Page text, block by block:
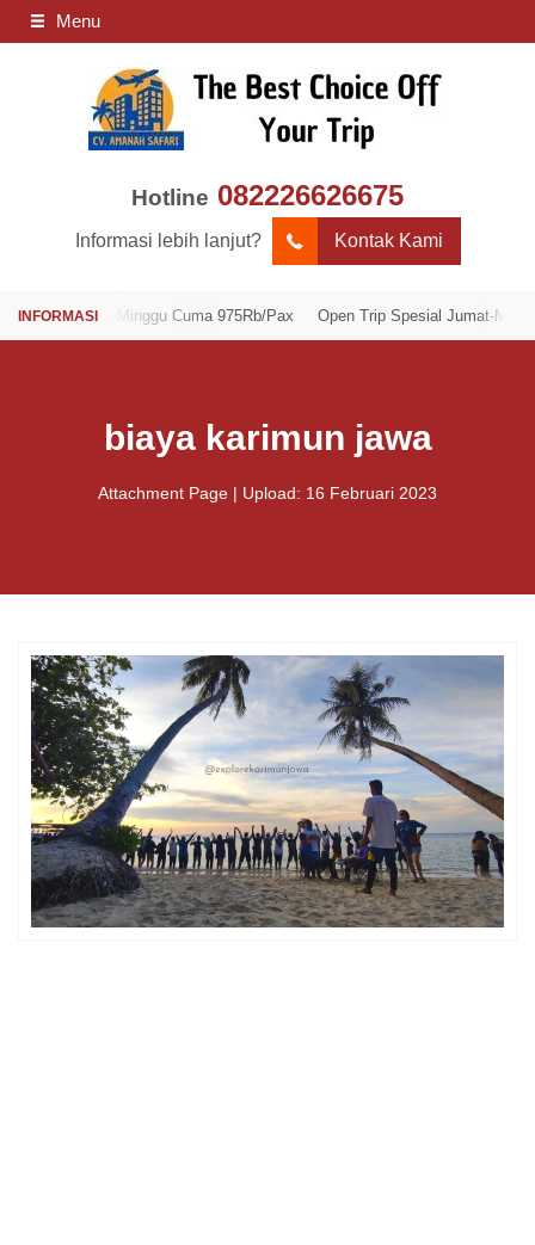
Menu
Hotline 082226626675
Informasi lebih lanjut? Kontak Kami
Jumat-Minggu Cuma 975Rb/Pax Open Trip Spesial Jumat-Minggu
biaya karimun jawa
Attachment Page | Upload: 16 Februari 2023